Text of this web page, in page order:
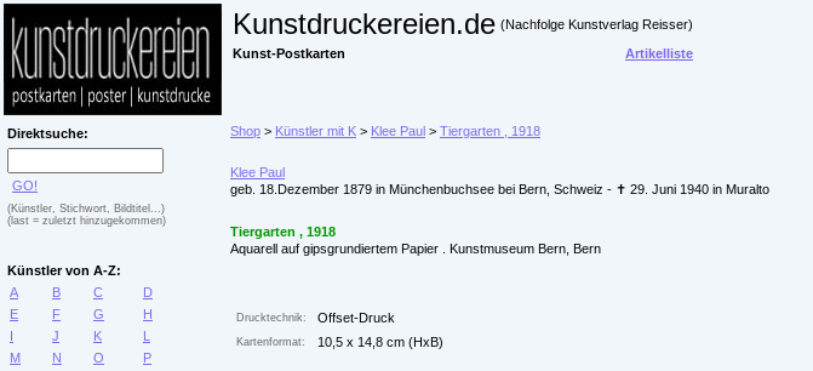
Kunstdruckereien.de (Nachfolge Kunstverlag Reisser)
Kunst-Postkarten
Artikelliste
Direktsuche:
GO!
(Künstler, Stichwort, Bildtitel...)
(last = zuletzt hinzugekommen)
Künstler von A-Z:
A
B C
D
E
F G
H
I
J K
L
M
N O
P
Shop > Künstler mit K > Klee Paul > Tiergarten , 1918
Klee Paul
geb. 18.Dezember 1879 in Münchenbuchsee bei Bern, Schweiz - ✝ 29. Juni 1940 in Muralto
Tiergarten , 1918
Aquarell auf gipsgrundiertem Papier . Kunstmuseum Bern, Bern
Drucktechnik: Offset-Druck
Kartenformat: 10,5 x 14,8 cm (HxB)